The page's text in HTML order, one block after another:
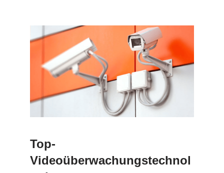
Top-
Videoüberwachungstechnol